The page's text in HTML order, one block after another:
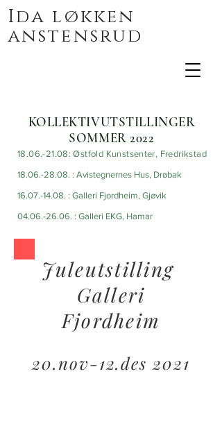
Ida løkken
anstensrud
Juleutstilling
Galleri
Fjordheim
20.nov-12.des 2021
KOLLEKTIVUTSTILLINGER
SOMMER 2022
18.06.-21.08 : Østfold Kunstsenter, Fredrikstad
18.06.-28.08. : Avistegnernes Hus, Drøbak
16.07.-14.08. : Galleri Fjordheim, Gjøvik
04.06.-26.06. : Galleri EKG, Hamar